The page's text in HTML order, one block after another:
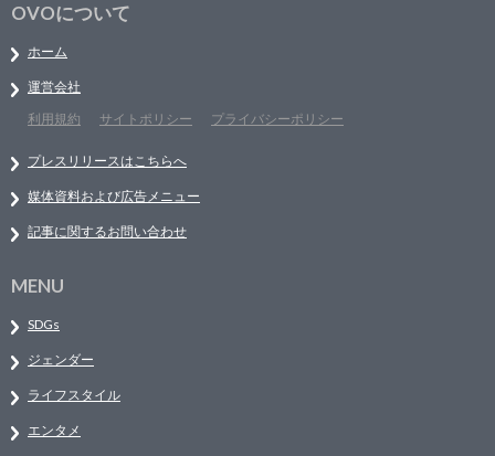
OVOについて
ホーム
運営会社
利用規約
サイトポリシー プライバシーポリシー
プレスリリースはこちらへ
媒体資料および広告メニュー
記事に関するお問い合わせ
MENU
SDGs
ジェンダー
ライフスタイル
エンタメ